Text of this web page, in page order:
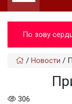
По зову
/ Новости /
306